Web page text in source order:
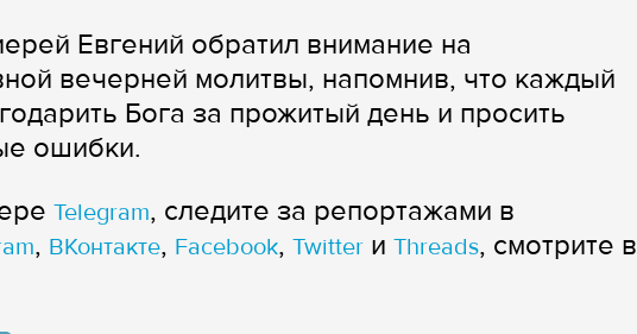
Евгений обратил внимание на
вечерней молитвы, напомнив, что каждый
Бога за прожитый день и просить
ошибки.
Telegram, следите за репортажами в
, ВКонтакте, Facebook, Twitter и Threads, смотрите в